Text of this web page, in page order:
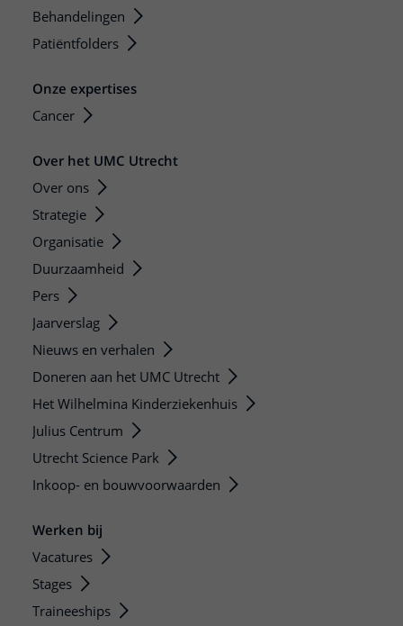
Behandelingen
Patiëntfolders
Onze expertises
Cancer
Over het UMC Utrecht
Over ons
Strategie
Organisatie
Duurzaamheid
Pers
Jaarverslag
Nieuws en verhalen
Doneren aan het UMC Utrecht
Het Wilhelmina Kinderziekenhuis
Julius Centrum
Utrecht Science Park
Inkoop- en bouwvoorwaarden
Werken bij
Vacatures
Stages
Traineeships